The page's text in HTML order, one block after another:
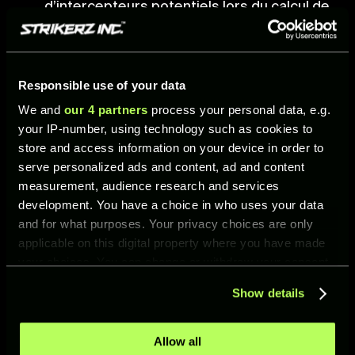
Responsible use of your data
We and our 4 partners process your personal data, e.g.
your IP-number, using technology such as cookies to
store and access information on your device in order to
serve personalized ads and content, ad and content
measurement, audience research and services
development. You have a choice in who uses your data
and for what purposes. Your privacy choices are only
applicable on this digital property where you have made
If you allow, we would also like to:
Show details
Allow all
d’intercepteurs potentiels lors du calcul de
la puissance et de la trajectoire d’une
Passe au sol
Réduction du nombre de passes au sol
courtes manquant de puissance, ce qui
amenait le joueur destinataire à dépasser
le ballon.
DIVERS
Correction d’un certain nombre de bugs
d’interface utilisateur et de plantages.
Correction de la fonctionnalité ALLER
DIRECTEMENT AU JEU lors de l’utilisation